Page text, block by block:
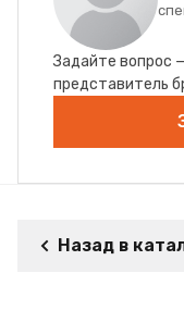
Задайте вопрос
представитель
Назад в